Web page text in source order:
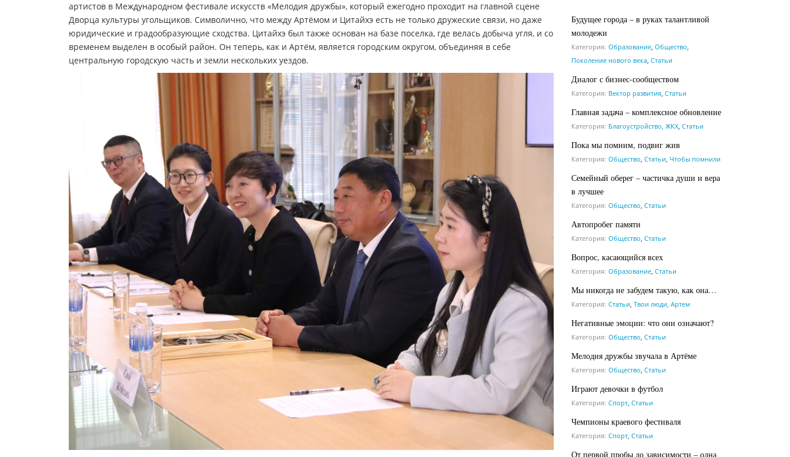
артистов в Международном фестивале искусств «Мелодия дружбы», который ежегодно проходит на главной сцене
Дворца культуры угольщиков. Символично, что между Артёмом и Цитайхэ есть не только дружеские связи, но даже
юридические и градообразующие сходства. Цитайхэ был также основан на базе поселка, где велась добыча угля, и со
временем выделен в особый район. Он теперь, как и Артём, является городским округом, объединяя в себе
центральную городскую часть и земли нескольких уездов.
Будущее города – в руках талантливой
молодежи
Категория: Образование Общество
Поколение нового века Статьи
Диалог с бизнес-сообществом
Категория: Вектор развития Статьи
Главная задача – комплексное обновление
Категория: Благоустройство, ЖКХ Статьи
Пока мы помним, подвиг жив
Категория: Общество Статьи Чтобы помнили
Семейный оберег – частичка души и вера
в лучшее
Категория: Общество Статьи
Автопробег памяти
Категория: Общество Статьи
Вопрос, касающийся всех
Категория: Образование Статьи
Мы никогда не забудем такую, как она…
Категория: Статьи Твои люди, Артем
Негативные эмоции: что они означают?
Категория: Общество Статьи
Мелодия дружбы звучала в Артёме
Категория: Общество Статьи
Играют девочки в футбол
Категория: Спорт Статьи
Чемпионы краевого фестиваля
Категория: Спорт Статьи
От первой пробы до зависимости – одна